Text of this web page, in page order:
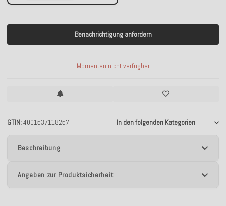
GTIN 4001537118257 In den folgenden Kategorien
Benachrichtigung anfordern
Momentan nicht verfügbar
Beschreibung
Angaben zur Produktsicherheit